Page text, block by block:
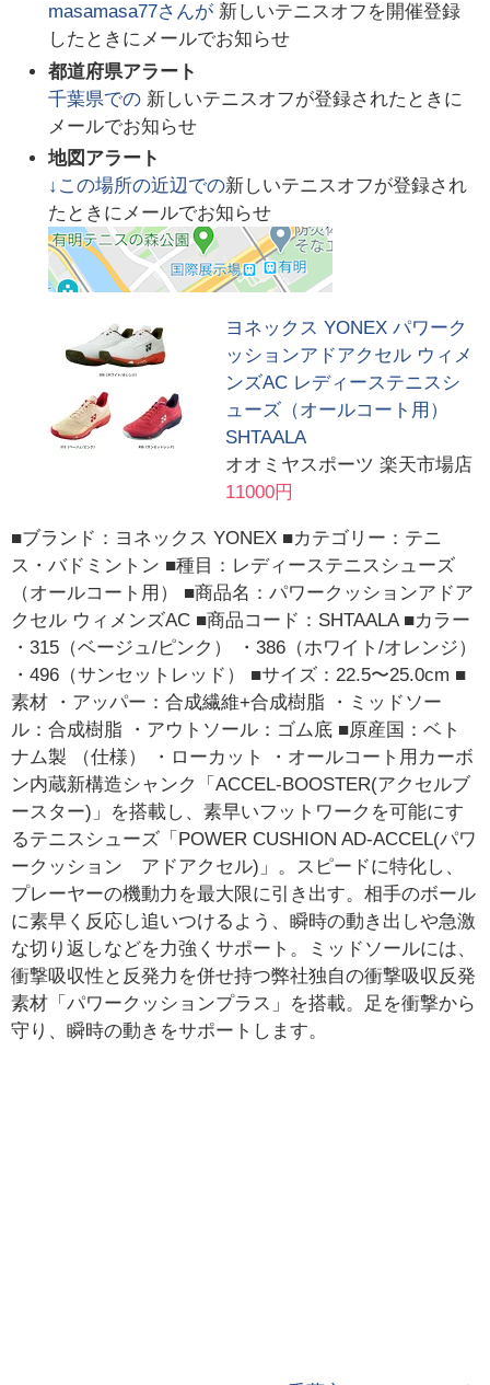
masamasa77さんが 新しいテニスオフを開催登録
したときにメールでお知らせ
都道府県アラート
千葉県での 新しいテニスオフが登録されたときに
メールでお知らせ
地図アラート
↓この場所の近辺での新しいテニスオフが登録され
たときにメールでお知らせ
ヨネックス YONEX パワーク
ッションアドアクセル ウィメ
ンズAC レディーステニスシ
ューズ（オールコート用）
SHTAALA
オオミヤスポーツ 楽天市場店
11000円
■ブランド：ヨネックス YONEX ■カテゴリー：テニ
ス・バドミントン ■種目：レディーステニスシューズ
（オールコート用） ■商品名：パワークッションアドア
クセル ウィメンズAC ■商品コード：SHTAALA ■カラー
・315（ベージュ/ピンク） ・386（ホワイト/オレンジ）
・496（サンセットレッド） ■サイズ：22.5〜25.0cm ■
素材 ・アッパー：合成繊維+合成樹脂 ・ミッドソー
ル：合成樹脂 ・アウトソール：ゴム底 ■原産国：ベト
ナム製 （仕様） ・ローカット ・オールコート用カーボ
ン内蔵新構造シャンク「ACCEL-BOOSTER(アクセルブ
ースター)」を搭載し、素早いフットワークを可能にす
るテニスシューズ「POWER CUSHION AD-ACCEL(パワ
ークッション アドアクセル)」。スピードに特化し、
プレーヤーの機動力を最大限に引き出す。相手のボール
に素早く反応し追いつけるよう、瞬時の動き出しや急激
な切り返しなどを力強くサポート。ミッドソールには、
衝撃吸収性と反発力を併せ持つ弊社独自の衝撃吸収反発
素材「パワークッションプラス」を搭載。足を衝撃から
守り、瞬時の動きをサポートします。